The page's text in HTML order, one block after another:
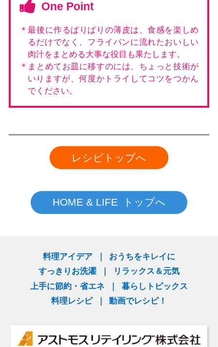
One Point
＊最後に作るぱりぱりの薄皮は、食感を楽しめ
るだけでなく、フライパンに流れたおいしい
肉汁をまとめる大事な役目も果たします。
＊まとめてお皿に移すのには、ちょっと技術が
いりますが、何度かトライしてコツをつかん
でください。
レシピトップへ
HOME & LIFE トップへ
料理アイデア
おうちをキレイに
すっきりお洗濯
リラックス＆元気
上手に節約・省エネ
暮らしトピックス
料理レシピ
動画でレシピ！